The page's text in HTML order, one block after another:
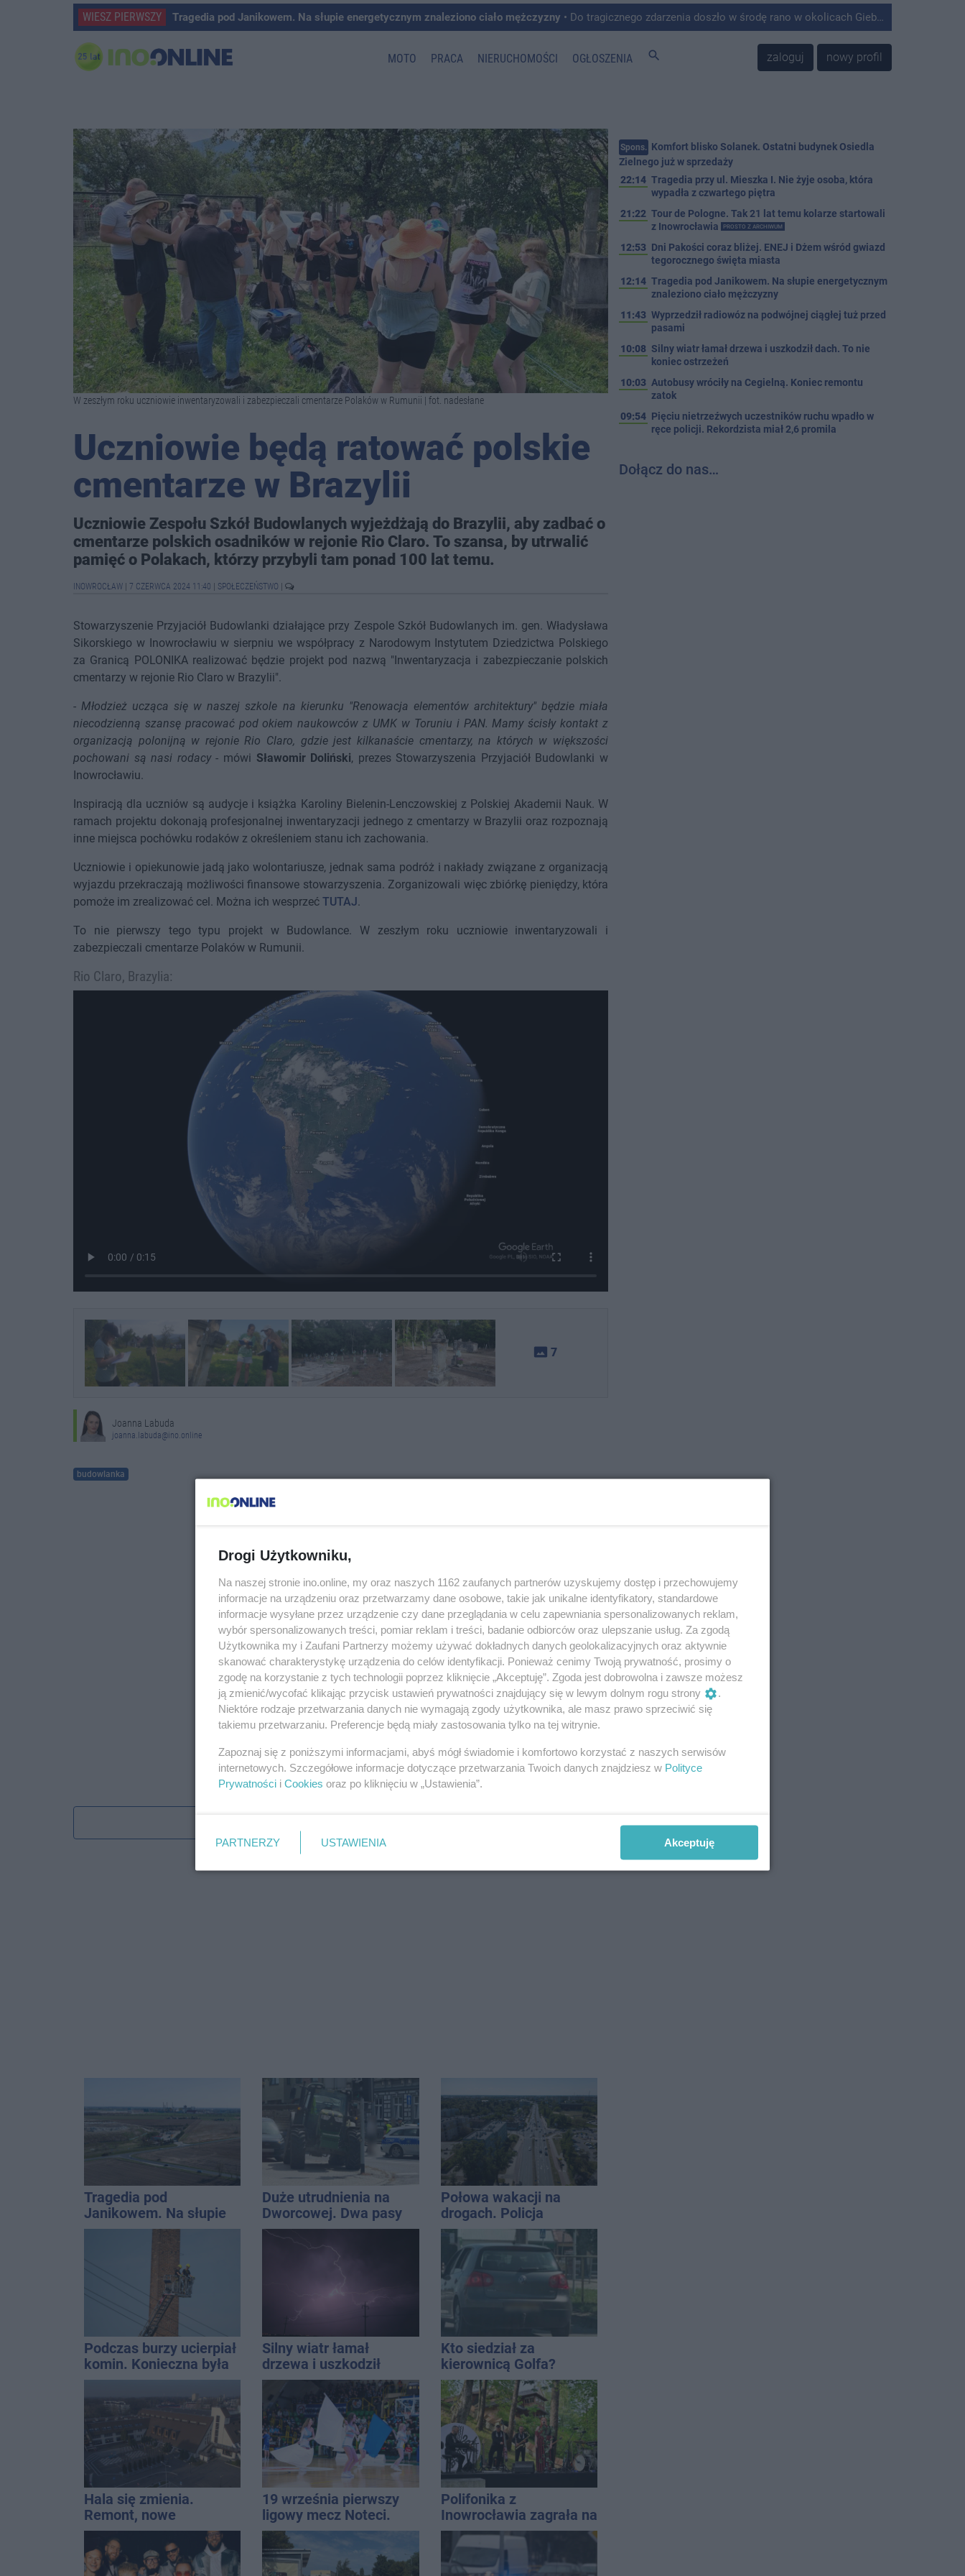
WIESZ PIERWSZY Tragedia pod Janikowem. Na słupie energetycznym znaleziono ciało mężczyzny • Do tragicznego zdarzenia doszło w środę rano w okolicach Giebni koło Janikowa. Wówczas na słupie energetycznym odnaleziono ciało mężczyzny.
MOTO PRACA NIERUCHOMOŚCI OGŁOSZENIA search zaloguj nowy profil
W zeszłym roku uczniowie inwentaryzowali i zabezpieczali cmentarze Polaków w Rumunii | fot. nadesłane
Uczniowie będą ratować polskie
cmentarze w Brazylii
Uczniowie Zespołu Szkół Budowlanych wyjeżdżają do Brazylii, aby zadbać o
cmentarze polskich osadników w rejonie Rio Claro. To szansa, by utrwalić
pamięć o Polakach, którzy przybyli tam ponad 100 lat temu.
INOWROCŁAW 7 CZERWCA 2024 11:40 SPOŁECZEŃSTWO
Stowarzyszenie Przyjaciół Budowlanki działające przy Zespole Szkół Budowlanych im. gen. Władysława
Sikorskiego w Inowrocławiu w sierpniu we współpracy z Narodowym Instytutem Dziedzictwa Polskiego
za Granicą POLONIKA realizować będzie projekt pod nazwą "Inwentaryzacja i zabezpieczanie polskich
cmentarzy w rejonie Rio Claro w Brazylii".
-Młodzież ucząca się w naszej szkole na kierunku "Renowacja elementów architektury" będzie miała
niecodzienną szansę pracować pod okiem naukowców z UMK w Toruniu i PAN. Mamy ścisły kontakt z
organizacją polonijną w rejonie Rio Claro, gdzie jest kilkanaście cmentarzy, na których w większości
pochowani są nasi rodacy- mówi Sławomir Doliński, prezes Stowarzyszenia Przyjaciół Budowlanki w
Inowrocławiu.
Inspiracją dla uczniów są audycje i książka Karoliny Bielenin-Lenczowskiej z Polskiej Akademii Nauk. W
ramach projektu dokonają profesjonalnej inwentaryzacji jednego z cmentarzy w Brazylii oraz rozpoznają
inne miejsca pochówku rodaków z określeniem stanu ich zachowania.
Uczniowie i opiekunowie jadą jako wolontariusze, jednak sama podróż i nakłady związane z organizacją
wyjazdu przekraczają możliwości finansowe stowarzyszenia. Zorganizowali więc zbiórkę pieniędzy, która
pomoże im zrealizować cel. Można ich wesprzeć TUTAJ.
To nie pierwszy tego typu projekt w Budowlance. W zeszłym roku uczniowie inwentaryzowali i
zabezpieczali cmentarze Polaków w Rumunii.
Rio Claro, Brazylia:
photo_size_select_actual 7
Joanna Labuda
joanna.labuda@ino.online
budowlanka
Tragedia pod
Janikowem. Na słupie
energetycznym
Duże utrudnienia na
Dworcowej. Dwa pasy
blokowała przyczepa od
Połowa wakacji na
drogach. Policja
podsumowała lipiec
Podczas burzy ucierpiał
komin. Konieczna była
interwencja strażaków
Silny wiatr łamał
drzewa i uszkodził
dach. To nie koniec
ostrzeżeń
Kto siedział za
kierownicą Golfa?
Kierowca zbiegł po
kolizji
Hala się zmienia.
Remont, nowe
nagłośnienie, a przed
wejściem stanie
QEMETICA ARENA
19 września pierwszy
ligowy mecz Noteci.
Znamy cały terminarz
Polifonika z
Inowrocławia zagrała na
Harendzie. Muzyczny
hołd dla Jana
Kasprowicza
Spons. Komfort blisko Solanek. Ostatni budynek Osiedla
Zielnego już w sprzedaży
22:14 Tragedia przy ul. Mieszka I. Nie żyje osoba, która
wypadła z czwartego piętra
21:22 Tour de Pologne. Tak 21 lat temu kolarze startowali
z Inowrocławia
PROSTO Z ARCHIWUM
12:53 Dni Pakości coraz bliżej. ENEJ i Dżem wśród gwiazd
tegorocznego święta miasta
12:14 Tragedia pod Janikowem. Na słupie energetycznym
znaleziono ciało mężczyzny
11:43 Wyprzedził radiowóz na podwójnej ciągłej tuż przed
pasami
10:08 Silny wiatr łamał drzewa i uszkodził dach. To nie
koniec ostrzeżeń
10:03 Autobusy wróciły na Cegielną. Koniec remontu
zatok
09:54 Pięciu nietrzeźwych uczestników ruchu wpadło w
ręce policji. Rekordzista miał 2,6 promila
Dołącz do nas…
Drogi Użytkowniku,
Na naszej stronie ino.online, my oraz naszych 1162 zaufanych partnerów uzyskujemy dostęp i przechowujemy
informacje na urządzeniu oraz przetwarzamy dane osobowe, takie jak unikalne identyfikatory, standardowe
informacje wysyłane przez urządzenie czy dane przeglądania w celu zapewniania spersonalizowanych reklam,
wybór spersonalizowanych treści, pomiar reklam i treści, badanie odbiorców oraz ulepszanie usług. Za zgodą
Użytkownika my i Zaufani Partnerzy możemy używać dokładnych danych geolokalizacyjnych oraz aktywnie
skanować charakterystykę urządzenia do celów identyfikacji. Ponieważ cenimy Twoją prywatność, prosimy o
zgodę na korzystanie z tych technologii poprzez kliknięcie „Akceptuję”. Zgoda jest dobrowolna i zawsze możesz
ją zmienić/wycofać klikając przycisk ustawień prywatności znajdujący się w lewym dolnym rogu strony
.
Niektóre rodzaje przetwarzania danych nie wymagają zgody użytkownika, ale masz prawo sprzeciwić się
takiemu przetwarzaniu. Preferencje będą miały zastosowania tylko na tej witrynie.
Zapoznaj się z poniższymi informacjami, abyś mógł świadomie i komfortowo korzystać z naszych serwisów
internetowych. Szczegółowe informacje dotyczące przetwarzania Twoich danych znajdziesz w Polityce
Prywatności i Cookies oraz po kliknięciu w „Ustawienia”.
PARTNERZY USTAWIENIA Akceptuję